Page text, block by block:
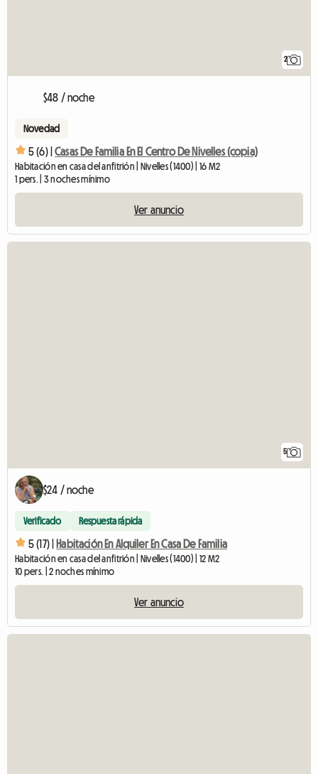
2
$48 / noche
Novedad
5 (6) | Casas De Familia En El Centro De Nivelles (copia)
Habitación en casa del anfitrión | Nivelles (1400) | 16 M2
1 pers. | 3 noches mínimo
Ver anuncio
5
$24 / noche
Verificado Respuesta rápida
5 (17) | Habitación En Alquiler En Casa De Familia
Habitación en casa del anfitrión | Nivelles (1400) | 12 M2
10 pers. | 2 noches mínimo
Ver anuncio